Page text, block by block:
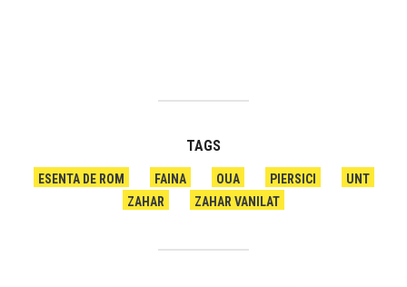
TAGS
ESENTA DE ROM FAINA OUA PIERSICI
UNT
ZAHAR
ZAHAR VANILAT